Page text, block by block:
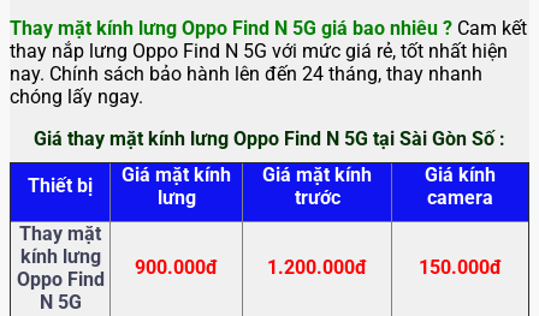
Thay mặt kính lưng Oppo Find N 5G giá bao nhiêu ? Cam kết
thay nắp lưng Oppo Find N 5G với mức giá rẻ, tốt nhất hiện
nay. Chính sách bảo hành lên đến 24 tháng, thay nhanh
chóng lấy ngay.
Giá thay mặt kính lưng Oppo Find N 5G tại Sài Gòn Số :
Thiết bị
Giá mặt kính
lưng
Giá mặt kính
trước
Giá kính
camera
Thay mặt
kính lưng
Oppo Find
N 5G
900.000đ 1.200.000đ 150.000đ